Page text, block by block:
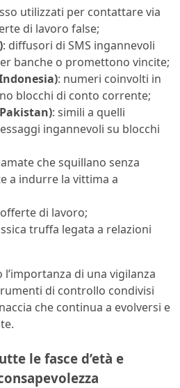
utilizzati per contattare via
di lavoro false;
: diffusori di SMS ingannevoli
banche o promettono vincite;
: numeri coinvolti in
blocchi di conto corrente;
: simili a quelli
ingannevoli su blocchi
che squillano senza
a indurre la vittima a
di lavoro;
truffa legata a relazioni
di una vigilanza
di controllo condivisi
che continua a evolversi e
le fasce d’età e